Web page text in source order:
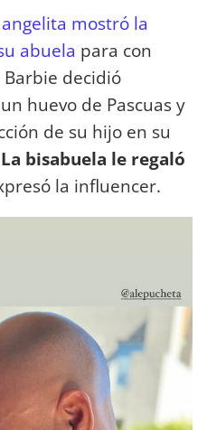
mostró la
abuela para con
Barbie decidió
huevo de Pascuas y
de su hijo en su
La bisabuela le regaló
la influencer.